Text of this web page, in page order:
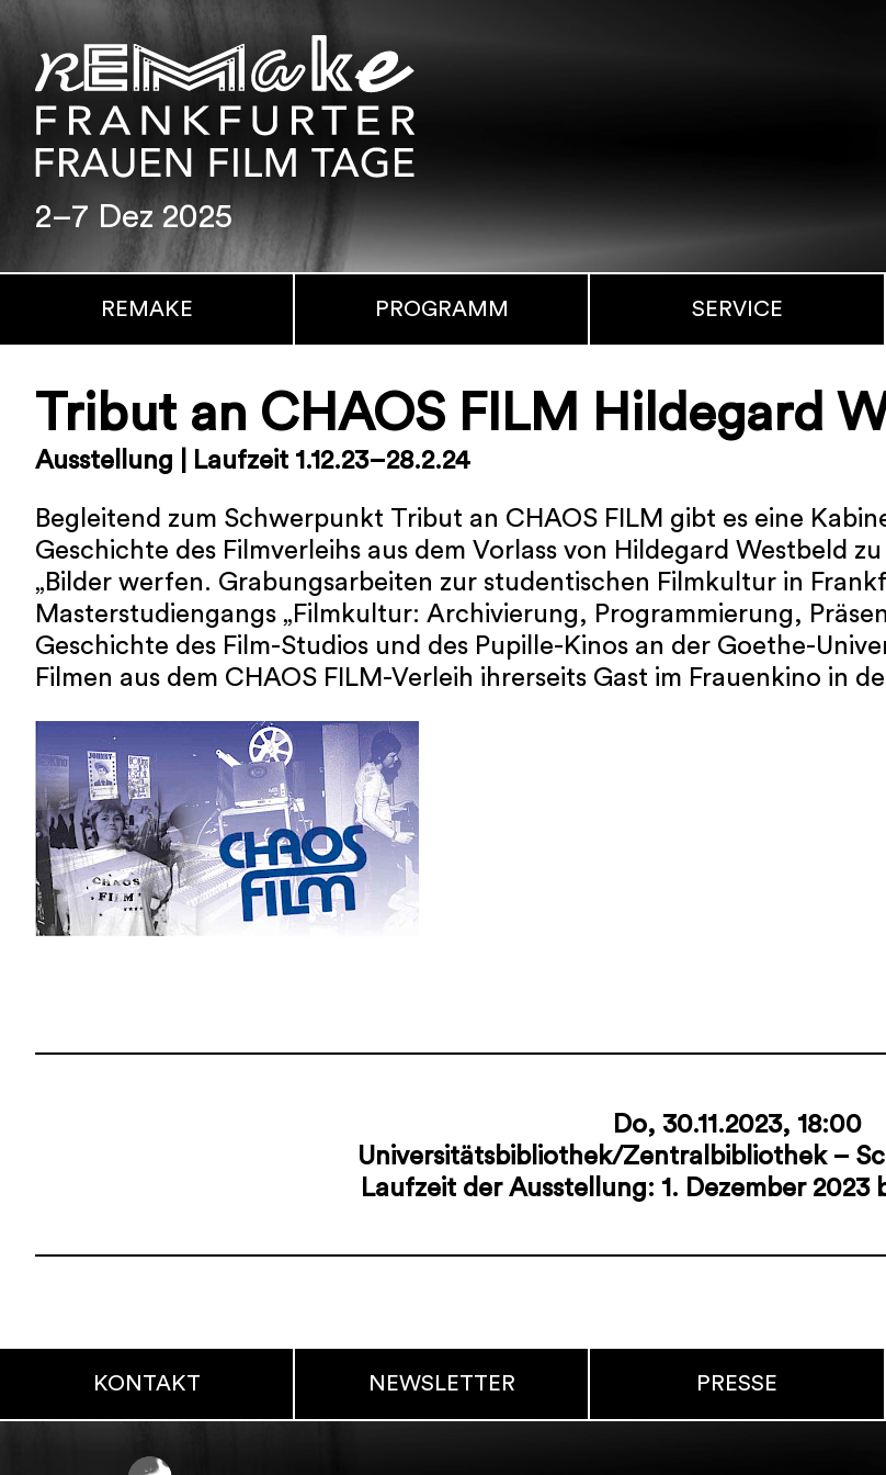
2–7 Dez 2025
REMAKE PROGRAMM SERVICE
Tribut an CHAOS FILM Hildegard
Ausstellung | Laufzeit 1.12.23–28.2.24
Begleitend zum Schwerpunkt Tribut an CHAOS FILM gibt es eine
Geschichte des Filmverleihs aus dem Vorlass von Hildegard Westbeld
„Bilder werfen. Grabungsarbeiten zur studentischen Filmkultur in
Masterstudiengangs „Filmkultur: Archivierung, Programmierung,
Geschichte des Film-Studios und des Pupille-Kinos an der Goethe-
Filmen aus dem CHAOS FILM-Verleih ihrerseits Gast im Frauenkino in
Do, 30.11.2023, 18:00
Universitätsbibliothek/Zentralbibliothek –
Laufzeit der Ausstellung: 1. Dezember 2023
KONTAKT NEWSLETTER PRESSE